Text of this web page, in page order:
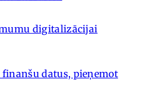
digitalizācijai
datus, pieņemot